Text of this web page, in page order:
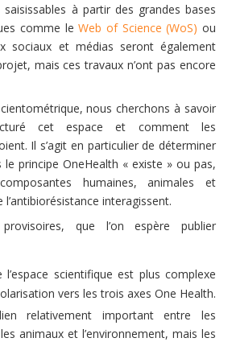
à partir des grandes bases
comme leWeb of Science (WoS) ou
sociaux et médias seront également
mais ces travaux n’ont pas encore
nous cherchons à savoir
cet espace et comment les
Il s’agit en particulier de déterminer
le principe OneHealth « existe » ou pas,
humaines, animales et
interagissent.
que l’on espère publier
scientifique est plus complexe
vers les trois axes One Health.
relativement important entre les
animaux et l’environnement, mais les